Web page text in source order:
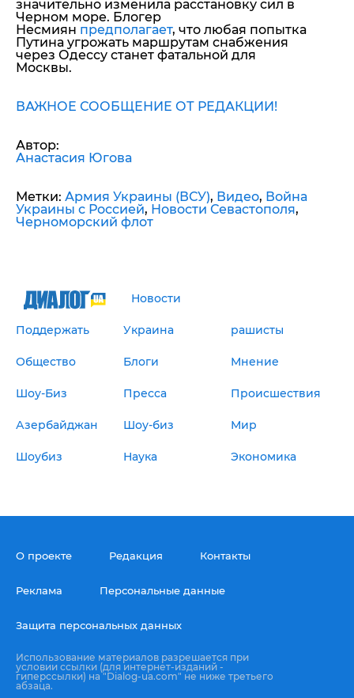
значительно изменила расстановку сил в
Черном море. Блогер
Несмиян предполагает, что любая попытка
Путина угрожать маршрутам снабжения
через Одессу станет фатальной для
Москвы.
ВАЖНОЕ СООБЩЕНИЕ ОТ РЕДАКЦИИ!
Автор:
Анастасия Югова
Метки: Армия Украины (ВСУ), Видео, Война
Украины с Россией, Новости Севастополя,
Черноморский флот
Новости
Поддержать Украина рашисты
Общество Блоги Мнение
Шоу-Биз Пресса Происшествия
Азербайджан Шоу-биз Мир
Шоубиз Наука Экономика
О проекте Редакция Контакты
Реклама Персональные данные
Защита персональных данных
Использование материалов разрешается при
условии ссылки (для интернет-изданий -
гиперссылки) на "Dialog-ua.com" не ниже третьего
абзаца.